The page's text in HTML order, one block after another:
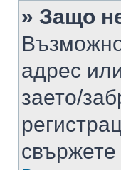
» Защо
адрес
заето/